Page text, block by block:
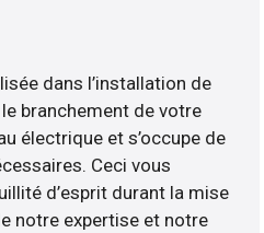
dans l’installation de
branchement de votre
électrique et s’occupe de
Ceci vous
d’esprit durant la mise
notre expertise et notre